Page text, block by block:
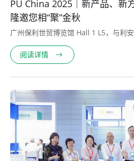
PU China 2025｜新产品、新
隆邀您相“聚”金秋
广州保利世贸博览馆 Hall 1 L5，与利
阅读详情